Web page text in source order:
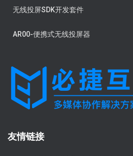
无线投屏SDK开发套件
AR00-便携式无线投屏器
友情链接